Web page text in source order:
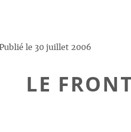
Publié le 30 juillet 2006
LE